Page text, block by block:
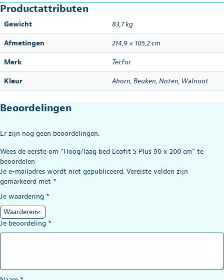
Productattributen
Gewicht 83,7 kg
Afmetingen 214,9 × 105,2 cm
Merk Tecfor
Kleur Ahorn, Beuken, Noten, Walnoot
Beoordelingen
Er zijn nog geen beoordelingen.
Wees de eerste om “Hoog/laag bed Ecofit S Plus 90 x 200 cm” te
beoordelen
Je e-mailadres wordt niet gepubliceerd. Vereiste velden zijn
gemarkeerd met *
Je waardering *
Je beoordeling *